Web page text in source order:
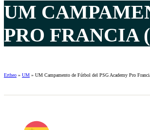
UM
PRO FRANCIA
Ertheo » UM » UM Campamento de Fútbol del PSG Academy Pro